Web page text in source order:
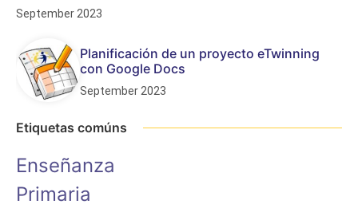
September 2023
Planificación de un proyecto eTwinning
con Google Docs
September 2023
Etiquetas comúns
Enseñanza
Primaria